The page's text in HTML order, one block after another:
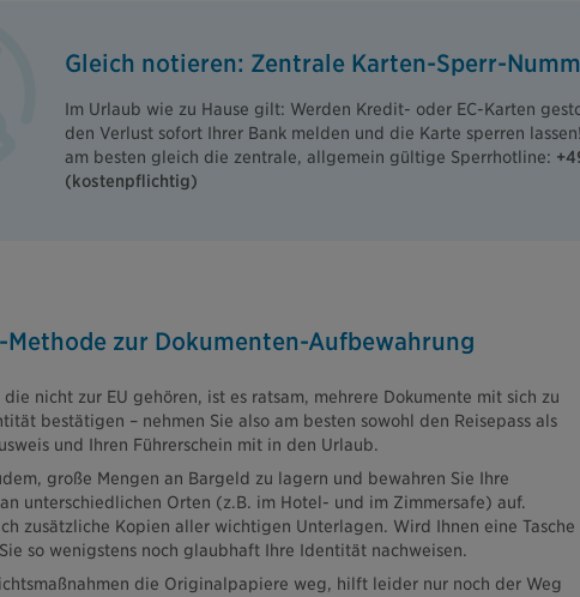
Gleich notieren: Zentrale Karten-Sperr-
Im Urlaub wie zu Hause gilt: Werden Kredit- oder EC-Karten
den Verlust sofort Ihrer Bank melden und die Karte sperren
am besten gleich die zentrale, allgemein gültige Sperrhotline:
(kostenpflichtig)
Methode zur Dokumenten-Aufbewahrung
nicht zur EU gehören, ist es ratsam, mehrere Dokumente mit sich zu
bestätigen – nehmen Sie also am besten sowohl den Reisepass als
und Ihren Führerschein mit in den Urlaub.
große Mengen an Bargeld zu lagern und bewahren Sie Ihre
unterschiedlichen Orten (z.B. im Hotel- und im Zimmersafe) auf.
zusätzliche Kopien aller wichtigen Unterlagen. Wird Ihnen eine Tasche
so wenigstens noch glaubhaft Ihre Identität nachweisen.
die Originalpapiere weg, hilft leider nur noch der Weg